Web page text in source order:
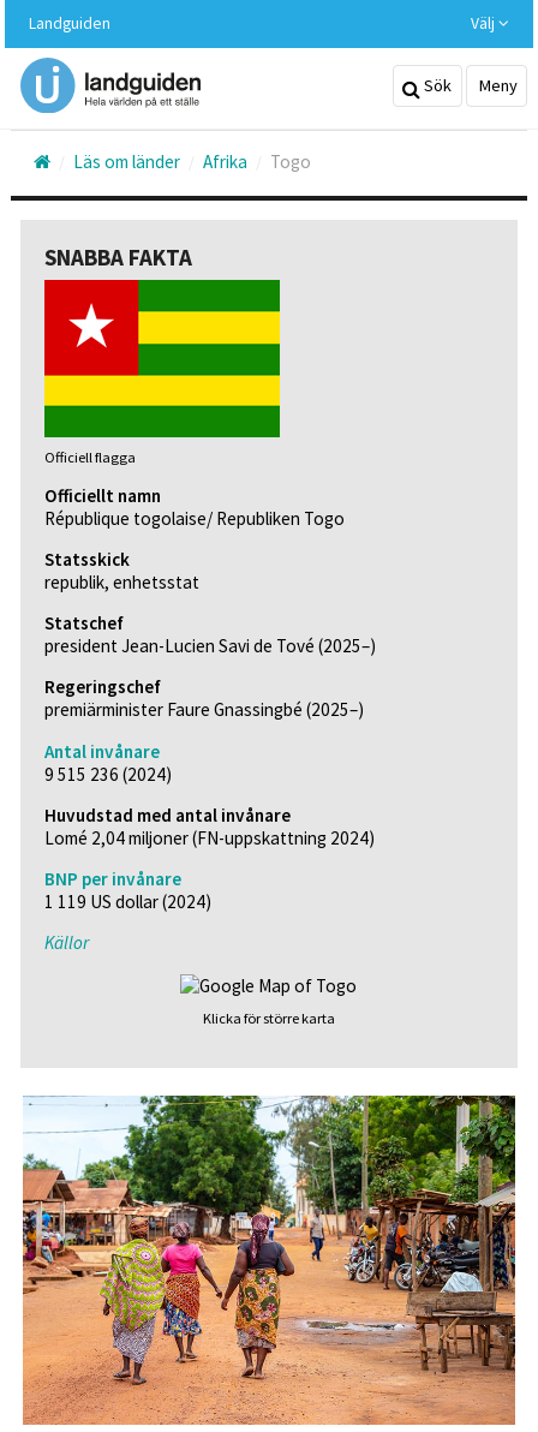
huvudinnehållet
Landguiden Välj
Sök Meny
Läs om länder Afrika Togo
SNABBA FAKTA
Officiell flagga
Officiellt namn
République togolaise/ Republiken Togo
Statsskick
republik, enhetsstat
Statschef
president Jean-Lucien Savi de Tové (2025–)
Regeringschef
premiärminister Faure Gnassingbé (2025–)
Antal invånare
9 515 236 (2024)
Huvudstad med antal invånare
Lomé 2,04 miljoner (FN-uppskattning 2024)
BNP per invånare
1 119 US dollar (2024)
Källor
Klicka för större karta